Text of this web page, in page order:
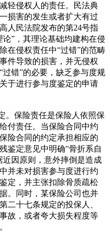
轻侵权人的责任。民法典
损害的发生或者扩大有过
人民法院发布的第24号指
”，其理论基础均建构在侵
在侵权责任中“过错”的范畴
件导致的损害，并无侵权
错”的必要，缺乏参与度规
于进行参与度鉴定的申请
。保险责任是保险人依照保
付责任。当保险合同中约
险合同的约定承担相应的
鉴定意见中明确“骨折系自
因原则，意外摔倒是造成
并未对损害参与度进行约
定，并主张扣除骨质疏松
。同时，某保险公司也并
二十七条规定的投保人、
故，或者夸大损失程度等